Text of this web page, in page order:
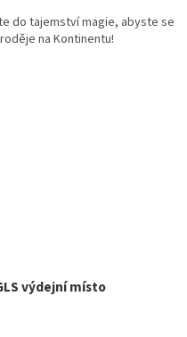
do tajemství magie, abyste se
na Kontinentu!
výdejní místo